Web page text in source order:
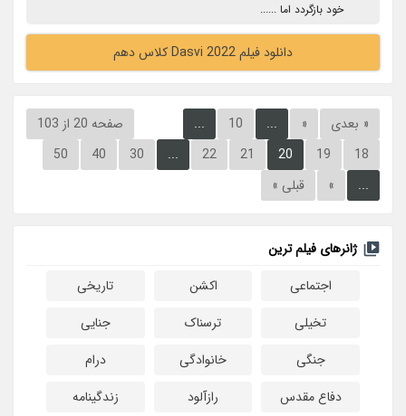
خود بازگردد اما ......
دانلود فیلم Dasvi 2022 کلاس دهم
صفحه 20 از 103 « بعدی «
...
10
...
18
19
20
21
22
...
30
40
50
...
» قبلی »
ژانرهای فیلم ترین
اجتماعی
اکشن
تاریخی
تخیلی
ترسناک
جنایی
جنگی
خانوادگی
درام
دفاع مقدس
رازآلود
زندگینامه